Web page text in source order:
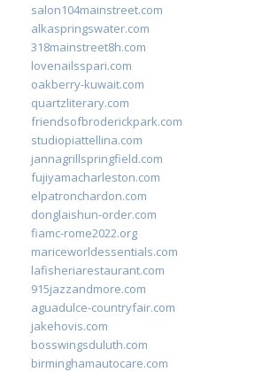
salon104mainstreet.com
alkaspringswater.com
318mainstreet8h.com
lovenailsspari.com
oakberry-kuwait.com
quartzliterary.com
friendsofbroderickpark.com
studiopiattellina.com
jannagrillspringfield.com
fujiyamacharleston.com
elpatronchardon.com
donglaishun-order.com
fiamc-rome2022.org
mariceworldessentials.com
lafisheriarestaurant.com
915jazzandmore.com
aguadulce-countryfair.com
jakehovis.com
bosswingsduluth.com
birminghamautocare.com